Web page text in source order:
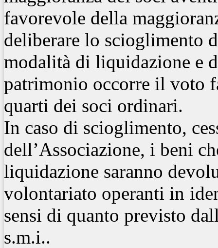
favorevole della
deliberare lo scioglimento
modalità di liquidazione e
patrimonio occorre il voto
quarti dei soci ordinari.
In caso di scioglimento,
dell’Associazione, i beni
liquidazione saranno
volontariato operanti in
sensi di quanto previsto
s.m.i..